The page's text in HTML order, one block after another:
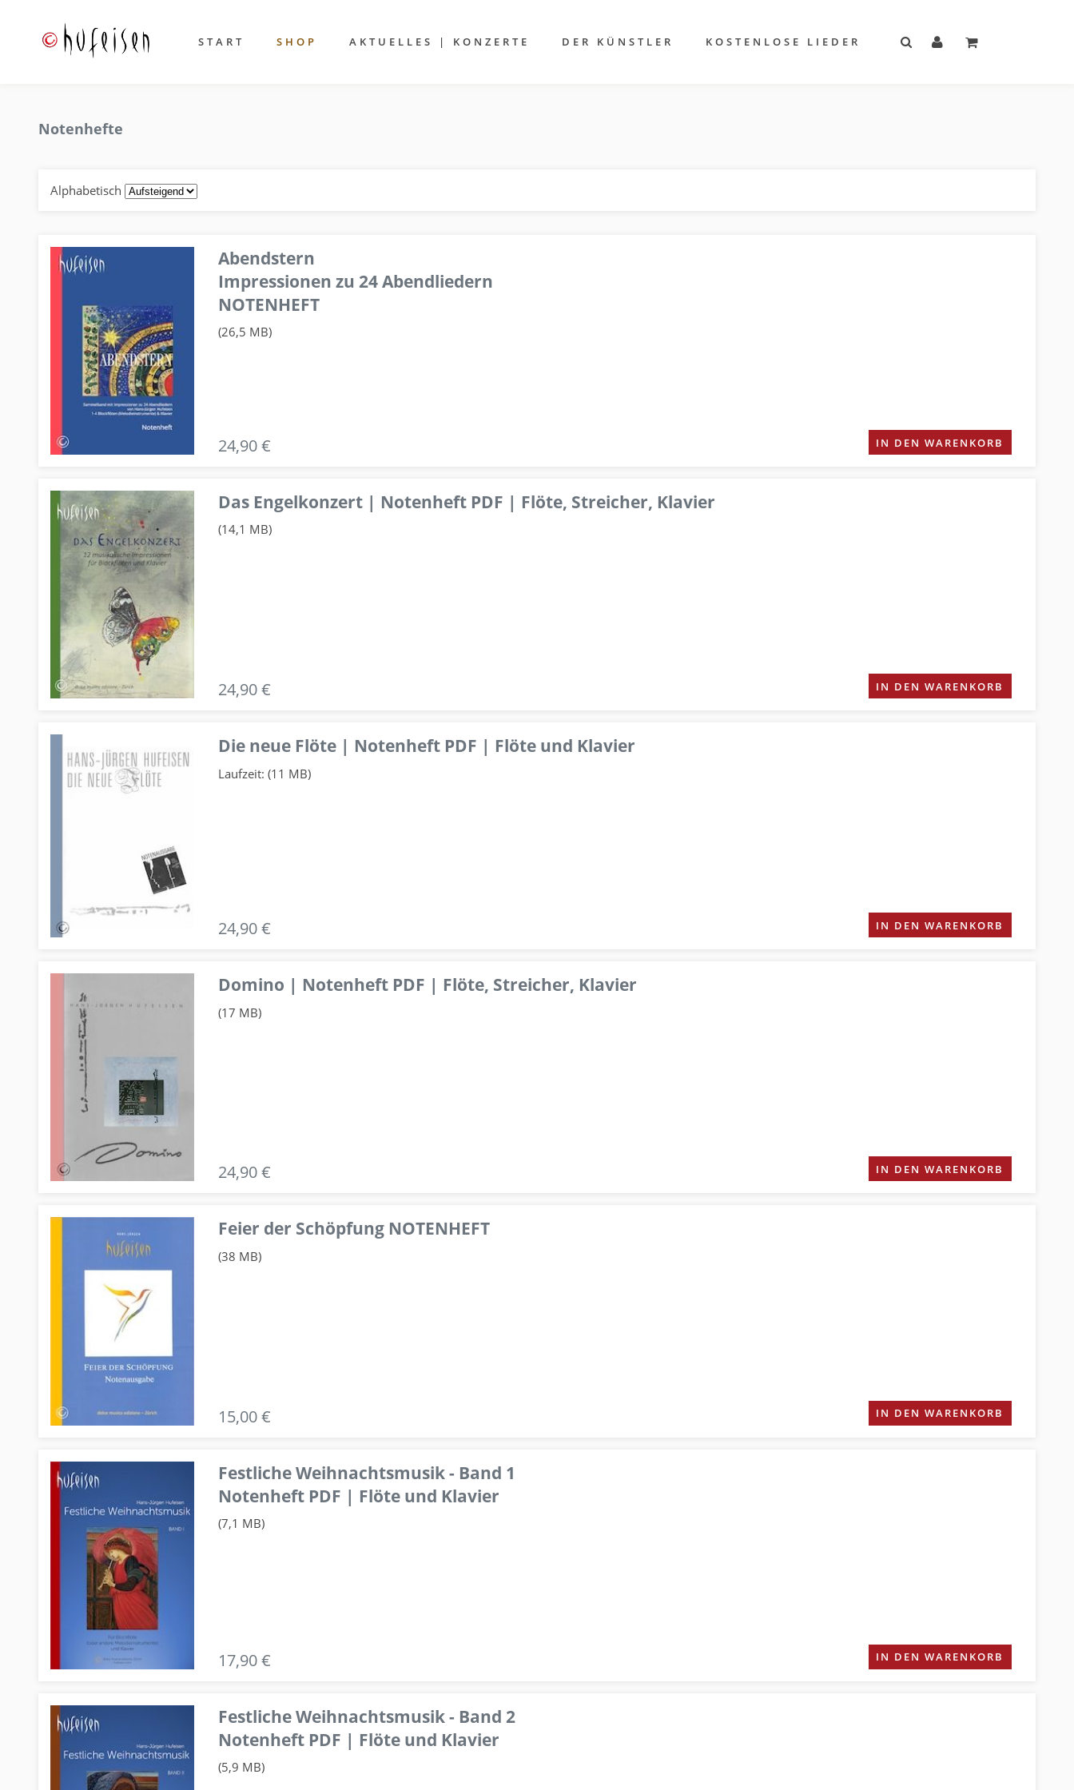
START SHOP AKTUELLES | KONZERTE DER KÜNSTLER KOSTENLOSE LIEDER
Notenhefte
Alphabetisch
Abendstern
Impressionen zu 24 Abendliedern
NOTENHEFT
(26,5 MB)
24,90 € IN DEN WARENKORB
Das Engelkonzert | Notenheft PDF | Flöte, Streicher, Klavier
(14,1 MB)
24,90 € IN DEN WARENKORB
Die neue Flöte | Notenheft PDF | Flöte und Klavier
Laufzeit: (11 MB)
24,90 € IN DEN WARENKORB
Domino | Notenheft PDF | Flöte, Streicher, Klavier
(17 MB)
24,90 € IN DEN WARENKORB
Feier der Schöpfung NOTENHEFT
(38 MB)
15,00 € IN DEN WARENKORB
Festliche Weihnachtsmusik - Band 1
Notenheft PDF | Flöte und Klavier
(7,1 MB)
17,90 € IN DEN WARENKORB
Festliche Weihnachtsmusik - Band 2
Notenheft PDF | Flöte und Klavier
(5,9 MB)